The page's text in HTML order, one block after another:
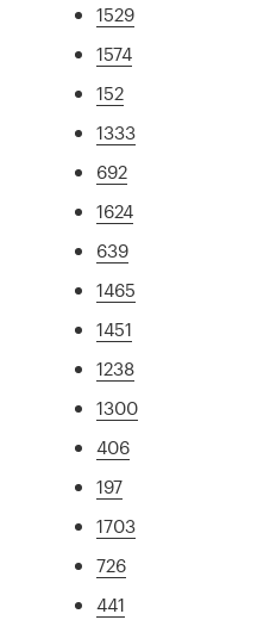
1529
1574
152
1333
692
1624
639
1465
1451
1238
1300
406
197
1703
726
441